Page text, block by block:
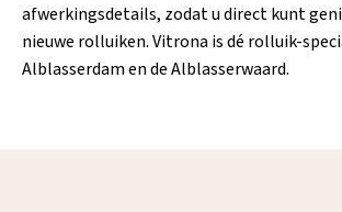
afwerkingsdetails, zodat u direct kunt
nieuwe rolluiken. Vitrona is dé rolluik-
Alblasserdam en de Alblasserwaard.